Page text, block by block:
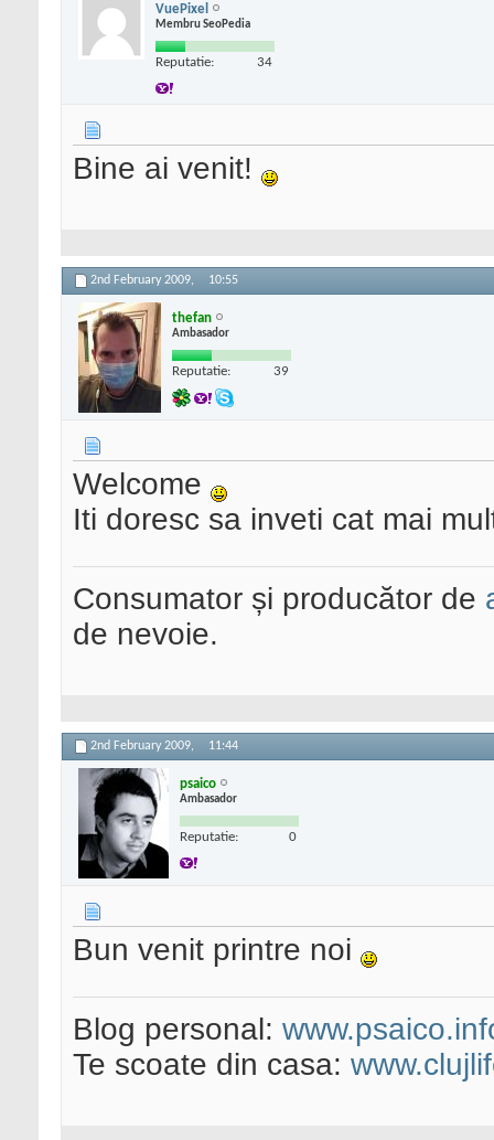
VuePixel
Membru SeoPedia
Reputatie: 34
Bine ai venit!
2nd February 2009, 10:55
thefan
Ambasador
Reputatie: 39
Welcome
Iti doresc sa inveti cat mai
Consumator și producător de
de nevoie.
2nd February 2009, 11:44
psaico
Ambasador
Reputatie: 0
Bun venit printre noi
Blog personal:
Te scoate din casa: